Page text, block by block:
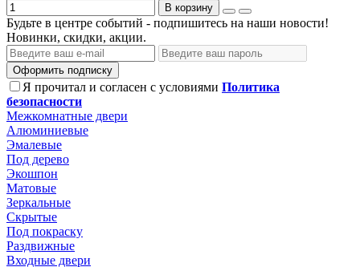
В корзину
Будьте в центре событий - подпишитесь на наши новости!
Новинки, скидки, акции.
Оформить подписку
Я прочитал и согласен с условиями Политика
безопасности
Межкомнатные двери
Алюминиевые
Эмалевые
Под дерево
Экошпон
Матовые
Зеркальные
Скрытые
Под покраску
Раздвижные
Входные двери